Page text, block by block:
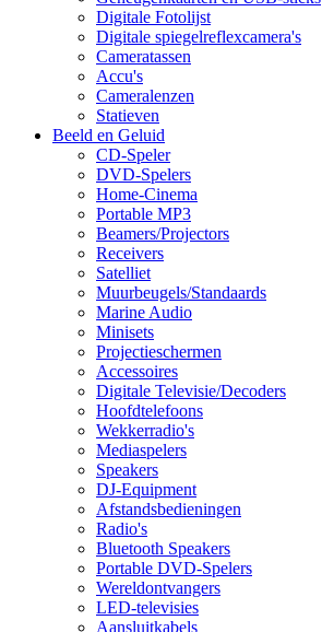
Digitale Fotolijst
Digitale spiegelreflexcamera's
Cameratassen
Accu's
Cameralenzen
Statieven
Beeld en Geluid
CD-Speler
DVD-Spelers
Home-Cinema
Portable MP3
Beamers/Projectors
Receivers
Satelliet
Muurbeugels/Standaards
Marine Audio
Minisets
Projectieschermen
Accessoires
Digitale Televisie/Decoders
Hoofdtelefoons
Wekkerradio's
Mediaspelers
Speakers
DJ-Equipment
Afstandsbedieningen
Radio's
Bluetooth Speakers
Portable DVD-Spelers
Wereldontvangers
LED-televisies
Aansluitkabels